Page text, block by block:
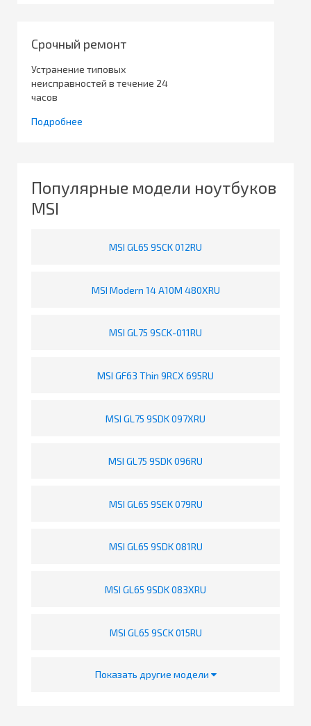
Срочный ремонт
Устранение типовых
неисправностей в течение 24
часов
Подробнее
Популярные модели ноутбуков
MSI
MSI GL65 9SCK 012RU
MSI Modern 14 A10M 480XRU
MSI GL75 9SCK-011RU
MSI GF63 Thin 9RCX 695RU
MSI GL75 9SDK 097XRU
MSI GL75 9SDK 096RU
MSI GL65 9SEK 079RU
MSI GL65 9SDK 081RU
MSI GL65 9SDK 083XRU
MSI GL65 9SCK 015RU
Показать другие модели